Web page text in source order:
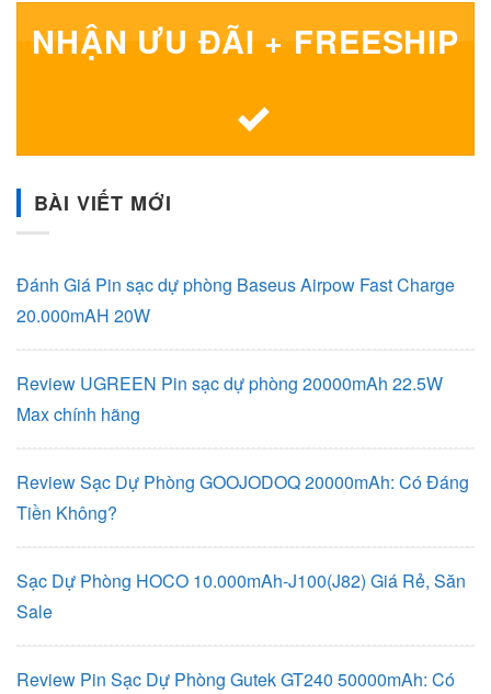
NHẬN ƯU ĐÃI + FREESHIP
BÀI VIẾT MỚI
Đánh Giá Pin sạc dự phòng Baseus Airpow Fast Charge
20.000mAH 20W
Review UGREEN Pin sạc dự phòng 20000mAh 22.5W
Max chính hãng
Review Sạc Dự Phòng GOOJODOQ 20000mAh: Có Đáng
Tiền Không?
Sạc Dự Phòng HOCO 10.000mAh-J100(J82) Giá Rẻ, Săn
Sale
Review Pin Sạc Dự Phòng Gutek GT240 50000mAh: Có